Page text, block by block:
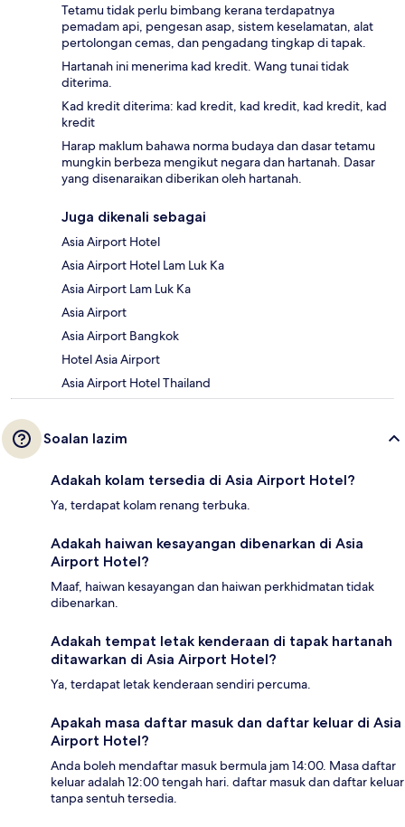
Tetamu tidak perlu bimbang kerana terdapatnya
pemadam api, pengesan asap, sistem keselamatan, alat
pertolongan cemas, dan pengadang tingkap di tapak.
Hartanah ini menerima kad kredit. Wang tunai tidak
diterima.
Kad kredit diterima: kad kredit, kad kredit, kad kredit, kad
kredit
Harap maklum bahawa norma budaya dan dasar tetamu
mungkin berbeza mengikut negara dan hartanah. Dasar
yang disenaraikan diberikan oleh hartanah.
Juga dikenali sebagai
Asia Airport Hotel
Asia Airport Hotel Lam Luk Ka
Asia Airport Lam Luk Ka
Asia Airport
Asia Airport Bangkok
Hotel Asia Airport
Asia Airport Hotel Thailand
Soalan lazim
Adakah kolam tersedia di Asia Airport Hotel?
Ya, terdapat kolam renang terbuka.
Adakah haiwan kesayangan dibenarkan di Asia
Airport Hotel?
Maaf, haiwan kesayangan dan haiwan perkhidmatan tidak
dibenarkan.
Adakah tempat letak kenderaan di tapak hartanah
ditawarkan di Asia Airport Hotel?
Ya, terdapat letak kenderaan sendiri percuma.
Apakah masa daftar masuk dan daftar keluar di Asia
Airport Hotel?
Anda boleh mendaftar masuk bermula jam 14:00. Masa daftar
keluar adalah 12:00 tengah hari. daftar masuk dan daftar keluar
tanpa sentuh tersedia.